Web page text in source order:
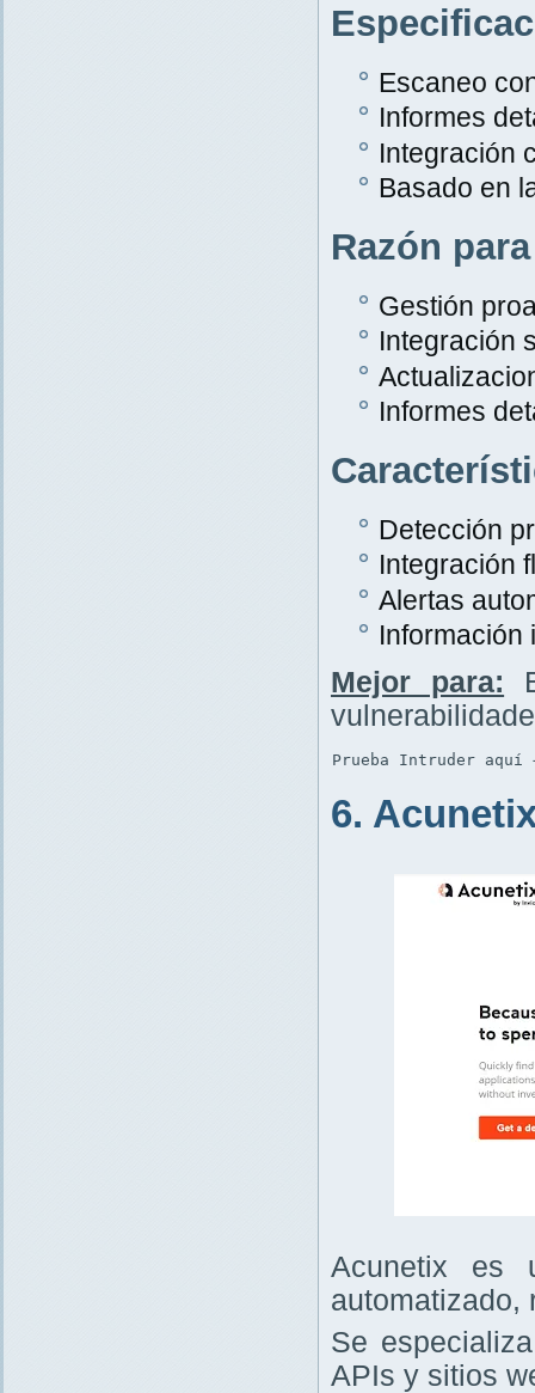
Escaneo
Informes
Integración
Basado en
Razón
Gestión
Integración
Informes
Detección
Integración
Alertas
Información
Mejor para:
Prueba Intruder
6.
Acunetix es
automatizado,
Se
APIs y sitios